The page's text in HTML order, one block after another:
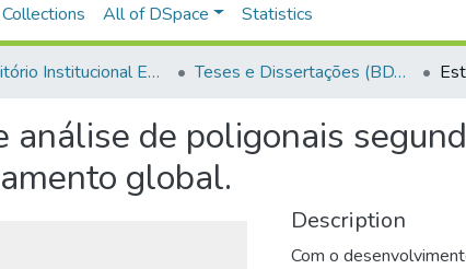
All of DSpace Statistics
Repositório Institucional EESC Teses e Dissertações (BDTD USP)
análise de poligonais
global.
Description
Com o